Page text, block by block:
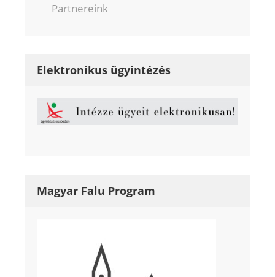
Partnereink
Elektronikus ügyintézés
Magyar Falu Program